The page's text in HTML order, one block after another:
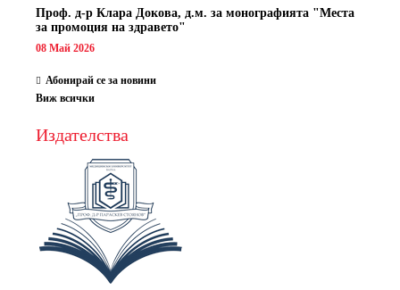
Проф. д-р Клара Докова, д.м. за монографията "Места
за промоция на здравето"
08 Май 2026
Абонирай се за новини
Виж всички
Издателства